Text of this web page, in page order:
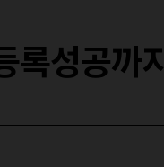
록성공까지